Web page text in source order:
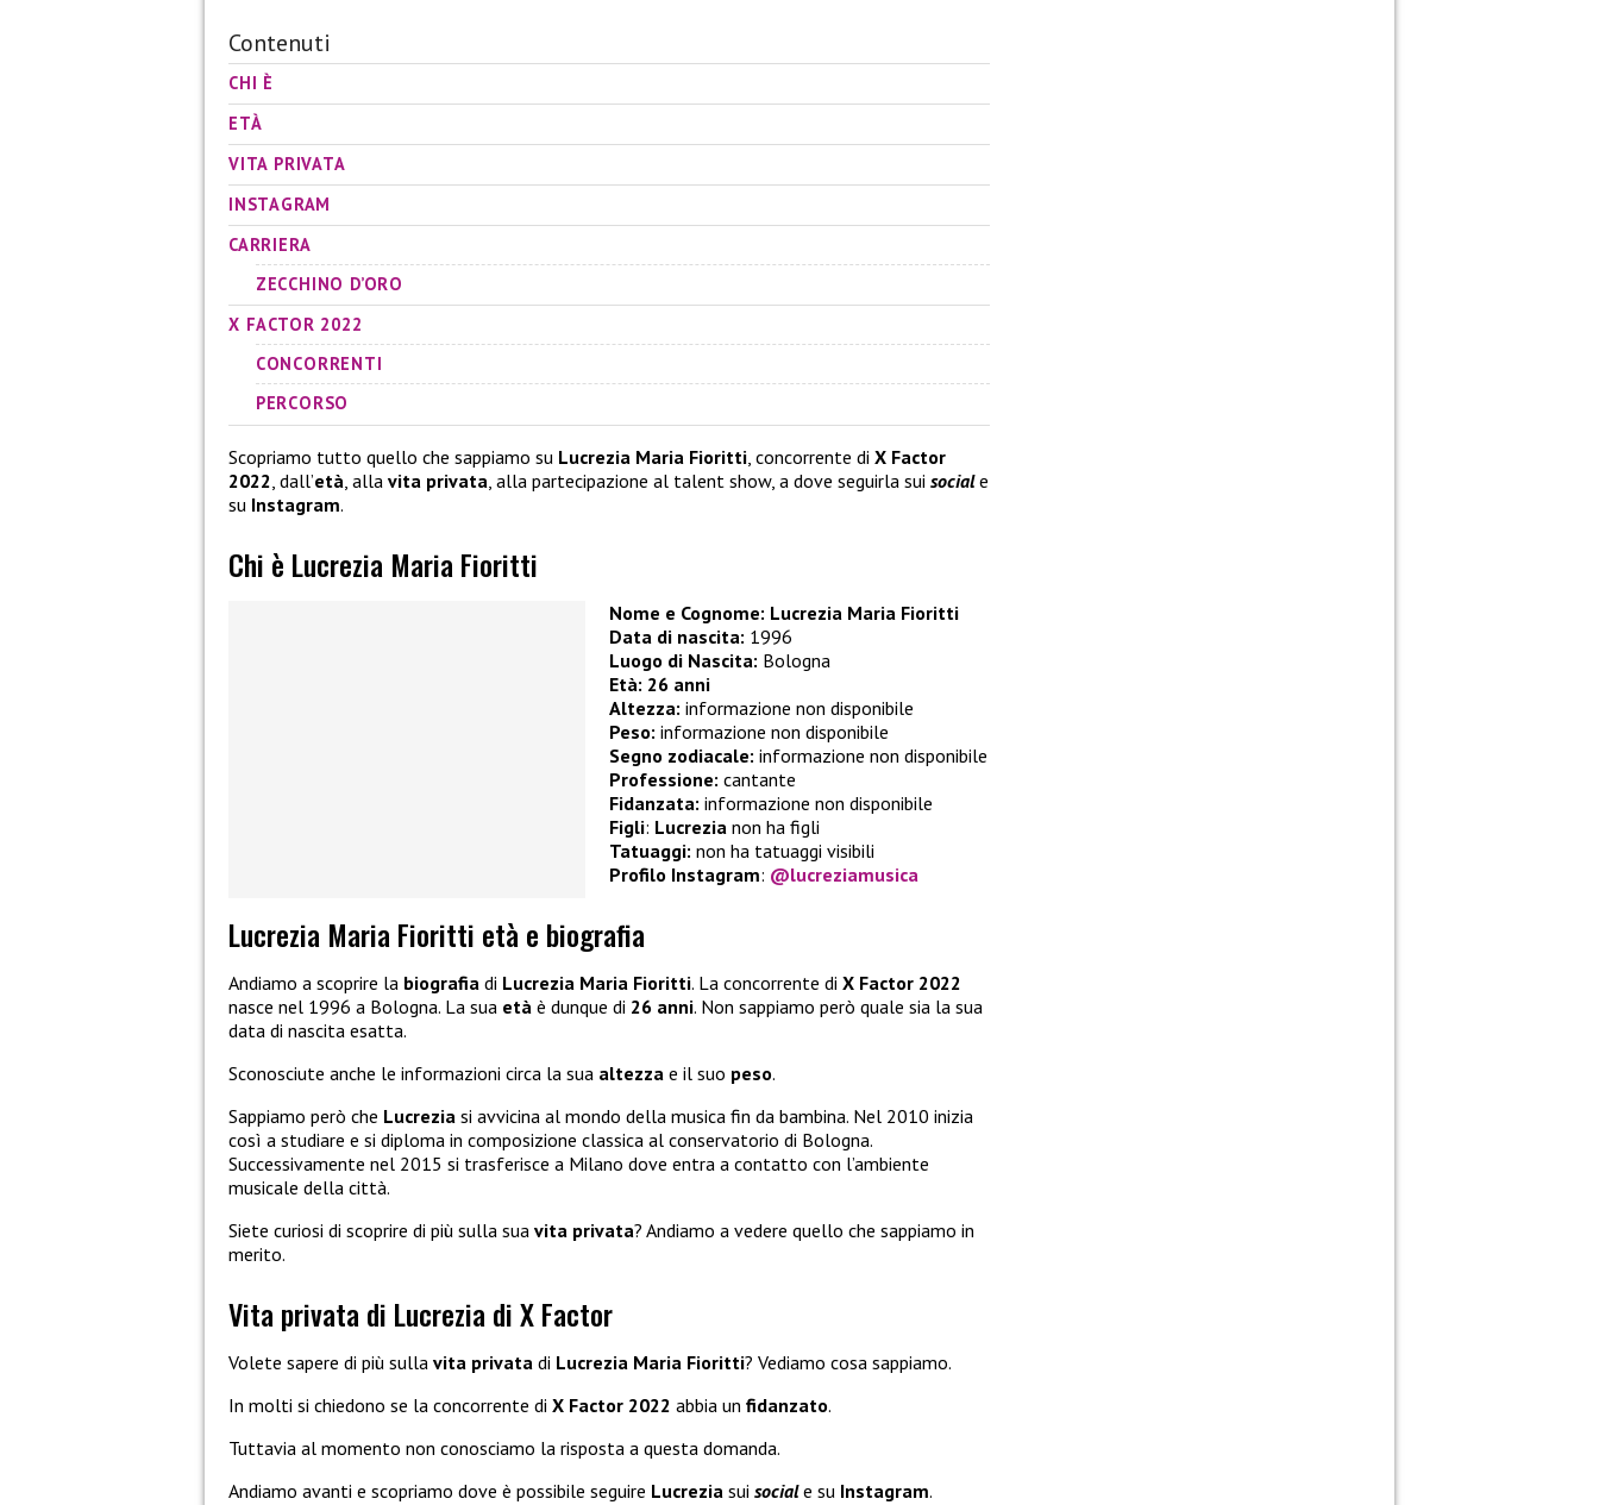
Contenuti
CHI È
ETÀ
VITA PRIVATA
INSTAGRAM
CARRIERA
ZECCHINO D’ORO
X FACTOR 2022
CONCORRENTI
PERCORSO
Scopriamo tutto quello che sappiamo su Lucrezia Maria Fioritti , concorrente di X Factor
2022 , dall’età , alla vita privata , alla partecipazione al talent show, a dove seguirla sui sociale
su Instagram.
Chi è Lucrezia Maria Fioritti
Nome e Cognome: Lucrezia Maria Fioritti
Data di nascita: 1996
Luogo di Nascita: Bologna
Età: 26 anni
Altezza: informazione non disponibile
Peso: informazione non disponibile
Segno zodiacale: informazione non disponibile
Professione: cantante
Fidanzata: informazione non disponibile
Figli: Lucrezia non ha figli
Tatuaggi: non ha tatuaggi visibili
Profilo Instagram: @lucreziamusica
Lucrezia Maria Fioritti età e biografia
Andiamo a scoprire la biografia di Lucrezia Maria Fioritti. La concorrente di X Factor 2022
nasce nel 1996 a Bologna. La sua età è dunque di 26 anni. Non sappiamo però quale sia la sua
data di nascita esatta.
Sconosciute anche le informazioni circa la sua altezza e il suo peso.
Sappiamo però che Lucrezia si avvicina al mondo della musica fin da bambina. Nel 2010 inizia
così a studiare e si diploma in composizione classica al conservatorio di Bologna.
Successivamente nel 2015 si trasferisce a Milano dove entra a contatto con l’ambiente
musicale della città.
Siete curiosi di scoprire di più sulla sua vita privata? Andiamo a vedere quello che sappiamo in
merito.
Vita privata di Lucrezia di X Factor
Volete sapere di più sulla vita privata di Lucrezia Maria Fioritti? Vediamo cosa sappiamo.
In molti si chiedono se la concorrente di X Factor 2022 abbia un fidanzato.
Tuttavia al momento non conosciamo la risposta a questa domanda.
Andiamo avanti e scopriamo dove è possibile seguire Lucrezia sui sociale su Instagram.